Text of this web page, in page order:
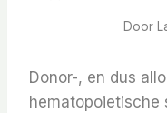
Door
Donor-, en dus
hematopoietische